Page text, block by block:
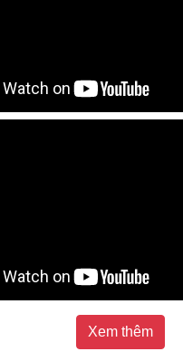
Xem thêm